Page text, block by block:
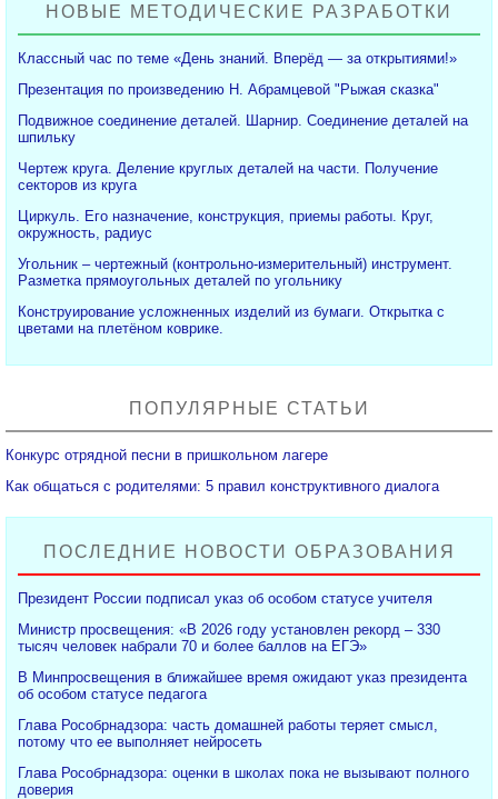
НОВЫЕ МЕТОДИЧЕСКИЕ РАЗРАБОТКИ
Классный час по теме «День знаний. Вперёд — за открытиями!»
Презентация по произведению Н. Абрамцевой "Рыжая сказка"
Подвижное соединение деталей. Шарнир. Соединение деталей на
шпильку
Чертеж круга. Деление круглых деталей на части. Получение
секторов из круга
Циркуль. Его назначение, конструкция, приемы работы. Круг,
окружность, радиус
Угольник – чертежный (контрольно-измерительный) инструмент.
Разметка прямоугольных деталей по угольнику
Конструирование усложненных изделий из бумаги. Открытка с
цветами на плетёном коврике.
ПОПУЛЯРНЫЕ СТАТЬИ
Конкурс отрядной песни в пришкольном лагере
Как общаться с родителями: 5 правил конструктивного диалога
ПОСЛЕДНИЕ НОВОСТИ ОБРАЗОВАНИЯ
Президент России подписал указ об особом статусе учителя
Министр просвещения: «В 2026 году установлен рекорд – 330
тысяч человек набрали 70 и более баллов на ЕГЭ»
В Минпросвещения в ближайшее время ожидают указ президента
об особом статусе педагога
Глава Рособрнадзора: часть домашней работы теряет смысл,
потому что ее выполняет нейросеть
Глава Рособрнадзора: оценки в школах пока не вызывают полного
доверия